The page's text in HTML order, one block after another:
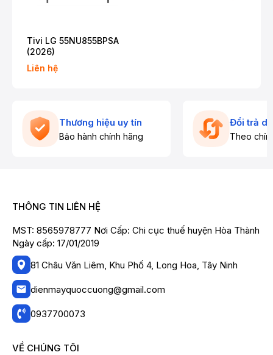
Tivi LG 55NU855BPSA
(2026)
Liên hệ
Thương hiệu uy tín
Bảo hành chính hãng
Đổi trả
Theo
THÔNG TIN LIÊN HỆ
MST: 8565978777 Nơi Cấp: Chi cục thuế huyện Hòa Thành
Ngày cấp: 17/01/2019
81 Châu Văn Liêm, Khu Phố 4, Long Hoa, Tây Ninh
dienmayquoccuong@gmail.com
0937700073
VỀ CHÚNG TÔI